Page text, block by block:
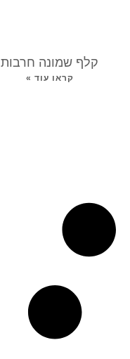
קלף שמונה חרבות
קראו עוד »